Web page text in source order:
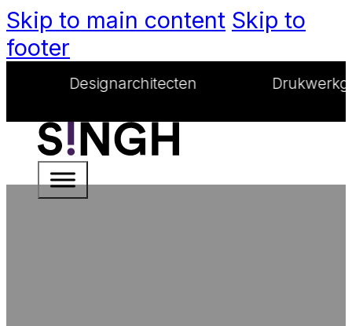
Skip to main content Skip to
footer
Drukwerkgoeroes